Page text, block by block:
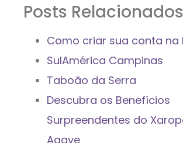
Posts Relacionados
Como criar sua conta na
SulAmérica Campinas
Taboão da Serra
Descubra os Benefícios
Surpreendentes do
Agave